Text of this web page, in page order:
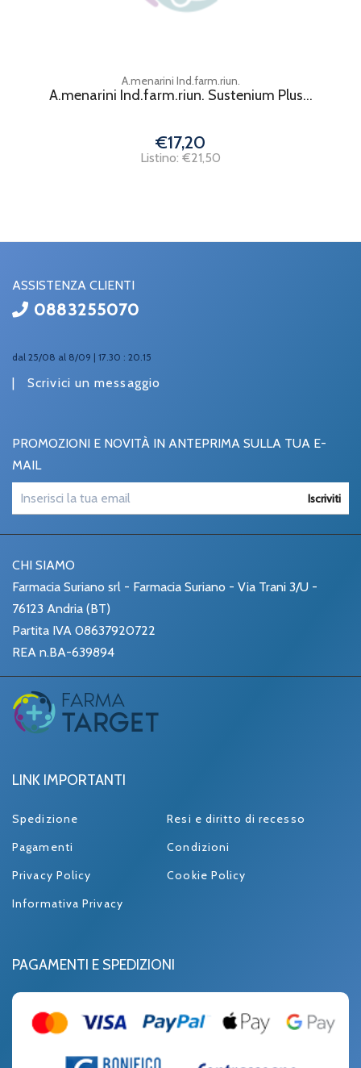
A.menarini Ind.farm.riun.
A.menarini Ind.farm.riun. Sustenium Plus...
€17,20
Listino: €21,50
ASSISTENZA CLIENTI
0883255070
dal 25/08 al 8/09 | 17.30 : 20.15
| Scrivici un messaggio
PROMOZIONI E NOVITÀ IN ANTEPRIMA SULLA TUA E-
MAIL
Iscriviti
CHI SIAMO
Farmacia Suriano srl - Farmacia Suriano - Via Trani 3/U -
76123 Andria (BT)
Partita IVA 08637920722
REA n.BA-639894
LINK IMPORTANTI
Spedizione
Resi e diritto di recesso
Pagamenti
Condizioni
Privacy Policy
Cookie Policy
Informativa Privacy
PAGAMENTI E SPEDIZIONI